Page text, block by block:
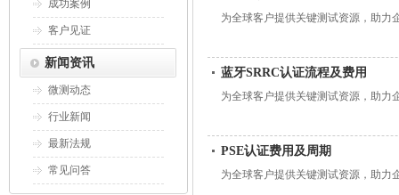
成功案例
客户见证
新闻资讯
微测动态
行业新闻
最新法规
常见问答
为全球客户提供关键测试资源，助力
蓝牙SRRC认证流程及费用
为全球客户提供关键测试资源，助力
PSE认证费用及周期
为全球客户提供关键测试资源，助力